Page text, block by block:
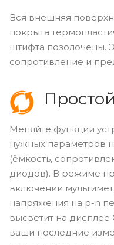
Вся внешняя
покрыта
штифта позолочены.
сопротивление и
Меняйте функции
нужных параметров
(ёмкость,
диодов). В режиме
включении
напряжения на p-n
высветит на дисплее
ваши последние